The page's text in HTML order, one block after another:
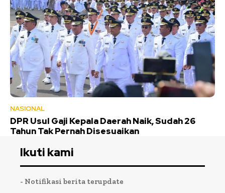
NASIONAL
DPR Usul Gaji Kepala Daerah Naik, Sudah 26
Tahun Tak Pernah Disesuaikan
Ikuti kami
- Notifikasi berita terupdate